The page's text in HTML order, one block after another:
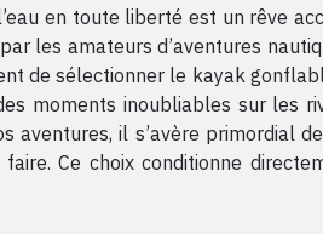
en toute liberté est un rêve
les amateurs d’aventures
de sélectionner le kayak
moments inoubliables sur les
il s’avère primordial
Ce choix conditionne